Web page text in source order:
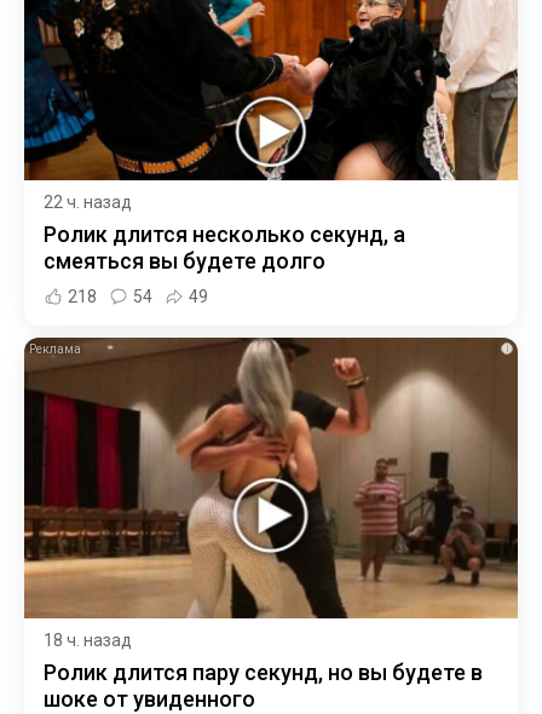
22 ч. назад
Ролик длится несколько секунд, а
смеяться вы будете долго
218 54 49
i
18 ч. назад
Ролик длится пару секунд, но вы будете в
шоке от увиденного